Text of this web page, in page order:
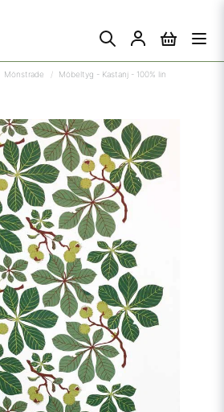
Mönstrade Möbeltyg - Kastanj - 100% lin